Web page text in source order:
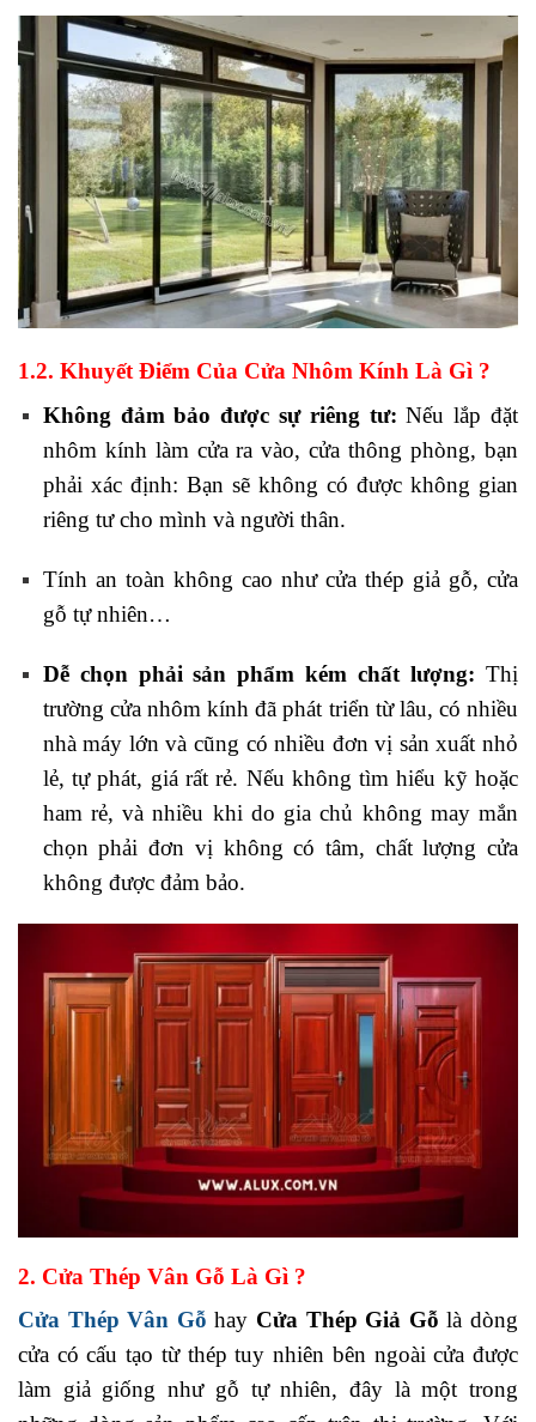
1.2. Khuyết Điểm Của Cửa Nhôm Kính Là Gì ?
Không đảm bảo được sự riêng tư: Nếu lắp đặt
nhôm kính làm cửa ra vào, cửa thông phòng, bạn
phải xác định: Bạn sẽ không có được không gian
riêng tư cho mình và người thân.
Tính an toàn không cao như cửa thép giả gỗ, cửa
gỗ tự nhiên…
Dễ chọn phải sản phẩm kém chất lượng: Thị
trường cửa nhôm kính đã phát triển từ lâu, có nhiều
nhà máy lớn và cũng có nhiều đơn vị sản xuất nhỏ
lẻ, tự phát, giá rất rẻ. Nếu không tìm hiểu kỹ hoặc
ham rẻ, và nhiều khi do gia chủ không may mắn
chọn phải đơn vị không có tâm, chất lượng cửa
không được đảm bảo.
2. Cửa Thép Vân Gỗ Là Gì ?
Cửa Thép Vân Gỗ hay Cửa Thép Giả Gỗ là dòng
cửa có cấu tạo từ thép tuy nhiên bên ngoài cửa được
làm giả giống như gỗ tự nhiên, đây là một trong